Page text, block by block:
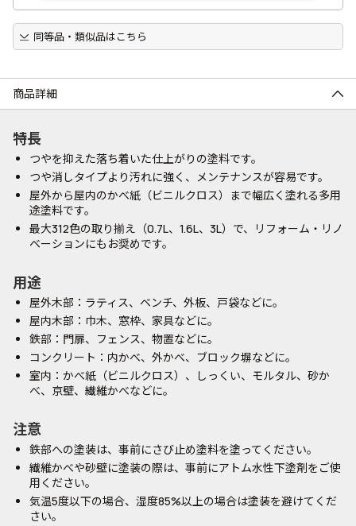
同等品・類似品はこちら
商品詳細
特長
つやを抑えた落ち着いた仕上がりの塗料です。
つや消しタイプより汚れに強く、メンテナンスが容易です。
屋外から屋内のかべ紙（ビニルクロス）まで幅広く塗れる多用
途塗料です。
最大312色の取り揃え（0.7L、1.6L、3L）で、リフォーム・リノ
ベーションにもお奨めです。
用途
屋外木部：ラティス、ベンチ、外板、戸袋などに。
屋内木部：巾木、窓枠、家具などに。
鉄部：門扉、フェンス、物置などに。
コンクリート：内かべ、外かべ、ブロック塀などに。
室内：かべ紙（ビニルクロス）、しっくい、モルタル、砂か
べ、京壁、繊維かべなどに。
注意
鉄部への塗装は、事前にさび止め塗料を塗ってください。
繊維かべや砂壁に塗装の際は、事前にアトム水性下塗剤をご使
用ください。
気温5度以下の場合、湿度85%以上の場合は塗装を避けてくだ
さい。